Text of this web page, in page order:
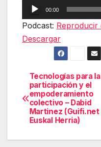
Reproductor
de
00:00
Podcast: Reproducir
Descargar
Navegación
de
entradas
Tecnologías para la
participación y el
empoderamiento
colectivo – Dabid
Martinez (Guifi.net
Euskal Herria)